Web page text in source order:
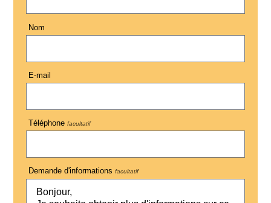
Nom
E-mail
Téléphone facultatif
Demande d'informations facultatif